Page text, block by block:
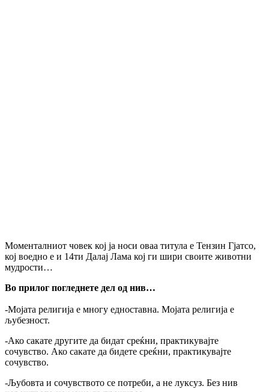
Моменталниот човек кој ја носи оваа титула е Тензин Гјатсо,
кој воедно е и 14ти Далај Лама кој ги шири своите животни
мудрости…
Во прилог погледнете дел од нив…
-Мојата религија е многу едноставна. Мојата религија е
љубезност.
-Ако сакате другите да бидат среќни, практикувајте
сочувство. Ако сакате да бидете среќни, практикувајте
сочувство.
-Љубовта и сочувството се потреби, а не луксуз. Без нив